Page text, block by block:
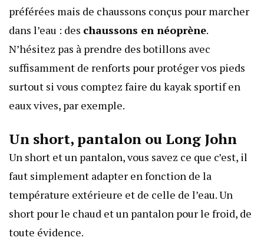
préférées mais de chaussons conçus pour marcher
dans l’eau : des chaussons en néoprène.
N’hésitez pas à prendre des botillons avec
suffisamment de renforts pour protéger vos pieds
surtout si vous comptez faire du kayak sportif en
eaux vives, par exemple.
Un short, pantalon ou Long John
Un short et un pantalon, vous savez ce que c’est, il
faut simplement adapter en fonction de la
température extérieure et de celle de l’eau. Un
short pour le chaud et un pantalon pour le froid, de
toute évidence.